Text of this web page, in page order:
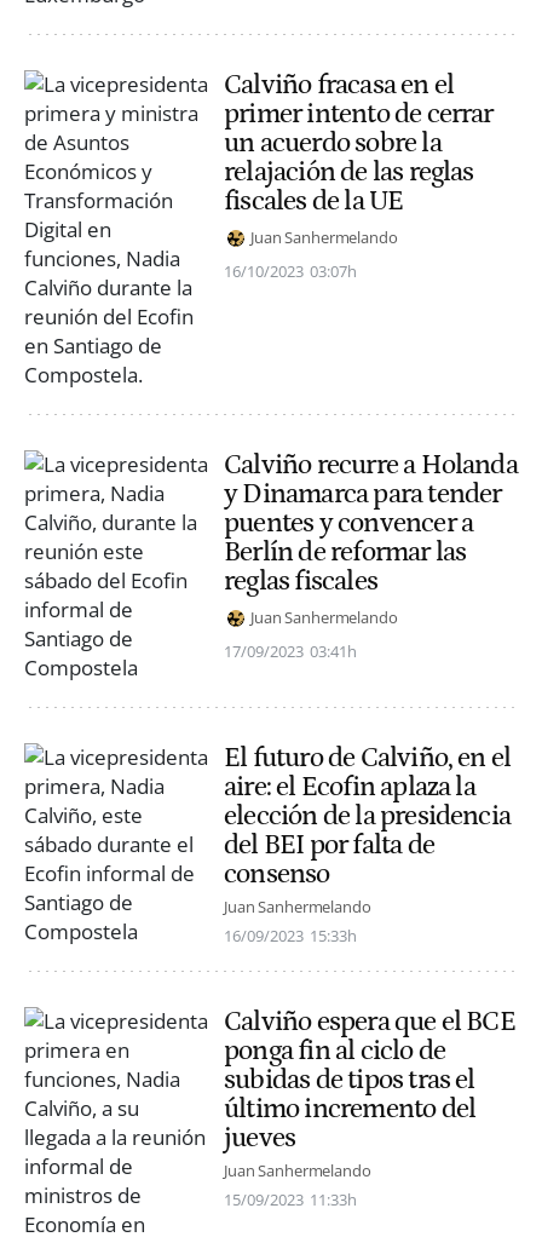
Calviño fracasa en el
primer intento de cerrar
un acuerdo sobre la
relajación de las reglas
fiscales de la UE
Juan Sanhermelando
16/10/2023 03:07h
Calviño recurre a Holanda
y Dinamarca para tender
puentes y convencer a
Berlín de reformar las
reglas fiscales
Juan Sanhermelando
17/09/2023 03:41h
El futuro de Calviño, en el
aire: el Ecofin aplaza la
elección de la presidencia
del BEI por falta de
consenso
Juan Sanhermelando
16/09/2023 15:33h
Calviño espera que el BCE
ponga fin al ciclo de
subidas de tipos tras el
último incremento del
jueves
Juan Sanhermelando
15/09/2023 11:33h